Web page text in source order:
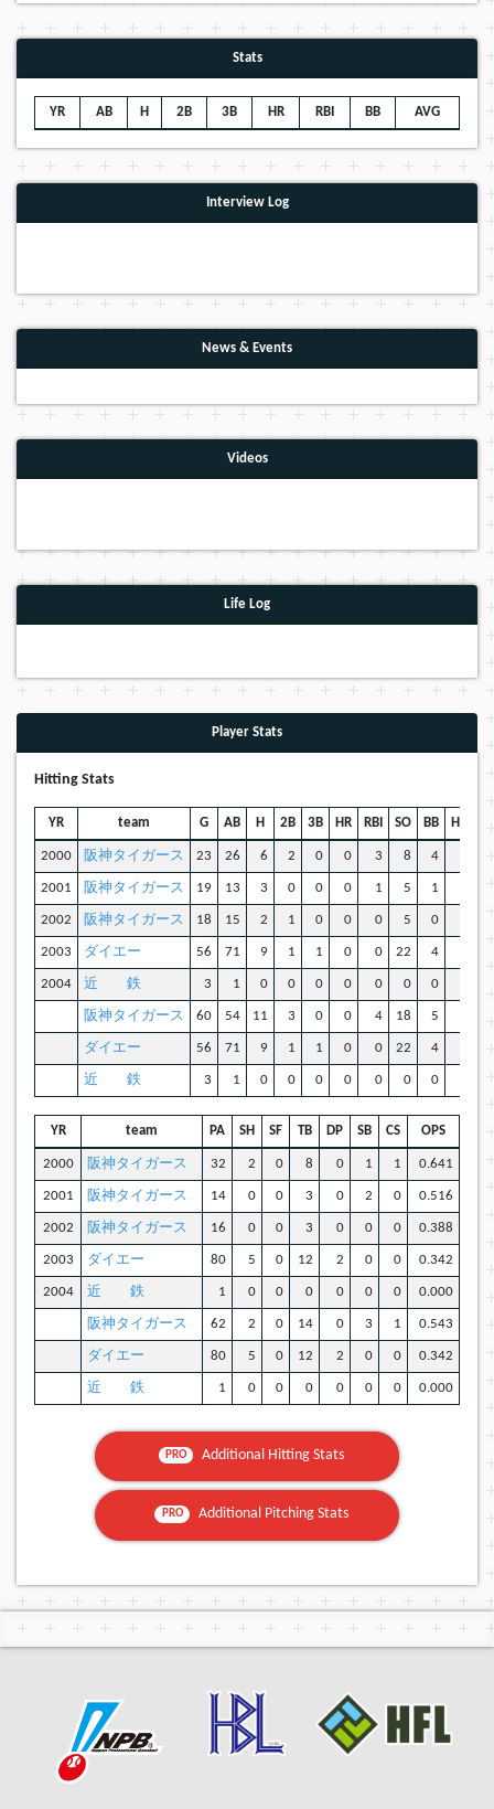
Stats
YR AB H 2B 3B HR RBI BB AVG
Interview Log
News & Events
Videos
Life Log
Player Stats
Hitting Stats
YR team G AB H 2B 3B HR RBI SO BB HBP
2000 阪神タイガース 23 26 6 2 0 0 3 8 4
2001 阪神タイガース 19 13 3 0 0 0 1 5 1
2002 阪神タイガース 18 15 2 1 0 0 0 5 0
2003 ダイエー 56 71 9 1 1 0 0 22 4
2004 近 鉄 3 1 0 0 0 0 0 0 0
阪神タイガース 60 54 11 3 0 0 4 18 5
ダイエー 56 71 9 1 1 0 0 22 4
近 鉄 3 1 0 0 0 0 0 0 0
YR team PA SH SF TB DP SB CS OPS
2000 阪神タイガース 32 2 0 8 0 1 1 0.641
2001 阪神タイガース 14 0 0 3 0 2 0 0.516
2002 阪神タイガース 16 0 0 3 0 0 0 0.388
2003 ダイエー 80 5 0 12 2 0 0 0.342
2004 近 鉄 1 0 0 0 0 0 0 0.000
阪神タイガース 62 2 0 14 0 3 1 0.543
ダイエー 80 5 0 12 2 0 0 0.342
近 鉄 1 0 0 0 0 0 0 0.000
PRO Additional Hitting Stats
PRO Additional Pitching Stats